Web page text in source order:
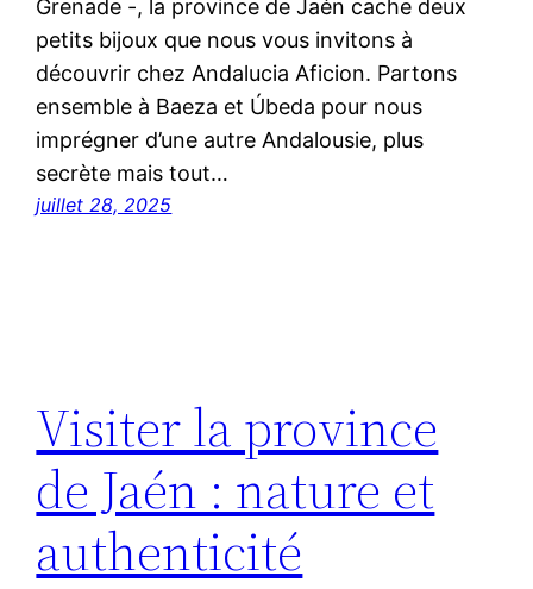
Grenade -, la province de Jaén cache deux
petits bijoux que nous vous invitons à
découvrir chez Andalucia Aficion. Partons
ensemble à Baeza et Úbeda pour nous
imprégner d’une autre Andalousie, plus
secrète mais tout…
juillet 28, 2025
Visiter la province
de Jaén : nature et
authenticité